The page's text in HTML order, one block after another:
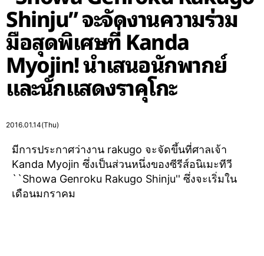
Shinju” จะจัดงานความร่วม
มือสุดพิเศษที่ Kanda
Myojin! นำเสนอนักพากย์
และนักแสดงราคุโกะ
2016.01.14(Thu)
มีการประกาศว่างาน rakugo จะจัดขึ้นที่ศาลเจ้า
Kanda Myojin ซึ่งเป็นส่วนหนึ่งของซีรีส์อนิเมะทีวี
``Showa Genroku Rakugo Shinju'' ซึ่งจะเริ่มใน
เดือนมกราคม